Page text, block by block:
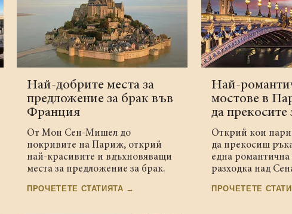
Най-добрите места за
предложение за брак във
Франция
От Мон Сен-Мишел до
покривите на Париж, открий
най-красивите и вдъхновяващи
места за предложение за брак.
ПРОЧЕТЕТЕ СТАТИЯТА →
Най-
мостове в
да прекосите
Открий кои
да прекосиш
една
разходка над
ПРОЧЕТЕТЕ